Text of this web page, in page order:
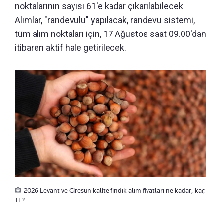
noktalarının sayısı 61'e kadar çıkarılabilecek.
Alımlar, "randevulu" yapılacak, randevu sistemi,
tüm alım noktaları için, 17 Ağustos saat 09.00'dan
itibaren aktif hale getirilecek.
2026 Levant ve Giresun kalite fındık alım fiyatları ne kadar, kaç
TL?